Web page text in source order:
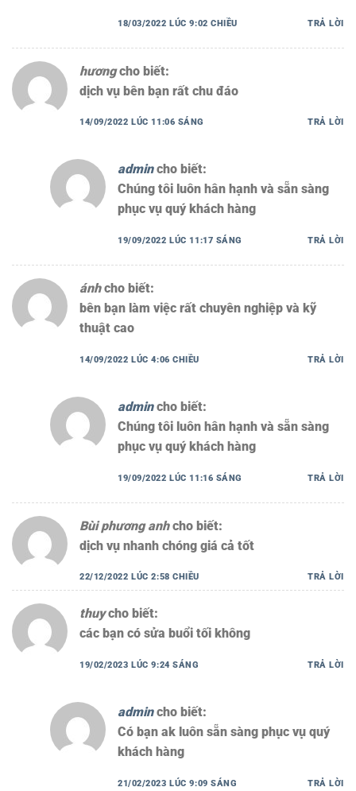
18/03/2022 LÚC 9:02 CHIỀU TRẢ LỜI
hương cho biết:
dịch vụ bên bạn rất chu đáo
14/09/2022 LÚC 11:06 SÁNG TRẢ LỜI
admin cho biết:
Chúng tôi luôn hân hạnh và sẵn sàng
phục vụ quý khách hàng
19/09/2022 LÚC 11:17 SÁNG TRẢ LỜI
ánh cho biết:
bên bạn làm việc rất chuyên nghiệp và kỹ
thuật cao
14/09/2022 LÚC 4:06 CHIỀU TRẢ LỜI
admin cho biết:
Chúng tôi luôn hân hạnh và sẵn sàng
phục vụ quý khách hàng
19/09/2022 LÚC 11:16 SÁNG TRẢ LỜI
Bùi phương anh cho biết:
dịch vụ nhanh chóng giá cả tốt
22/12/2022 LÚC 2:58 CHIỀU TRẢ LỜI
thuy cho biết:
các bạn có sửa buổi tối không
19/02/2023 LÚC 9:24 SÁNG TRẢ LỜI
admin cho biết:
Có bạn ak luôn sẵn sàng phục vụ quý
khách hàng
21/02/2023 LÚC 9:09 SÁNG TRẢ LỜI